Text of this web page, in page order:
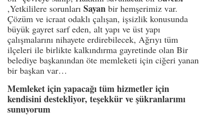
,Yetkililere sorunları Sayan bir hemşerimiz var.
Çözüm ve icraat odaklı çalışan, işsizlik konusunda
büyük gayret sarf eden, alt yapı ve üst yapı
çalışmalarını nihayete erdirebilecek, Ağrıyı tüm
ilçeleri ile birlikte kalkındırma gayretinde olan Bir
belediye başkanından öte memleketi için ciğeri yanan
bir başkan var…
Memleket için yapacağı tüm hizmetler için
kendisini destekliyor, teşekkür ve şükranlarımı
sunuyorum